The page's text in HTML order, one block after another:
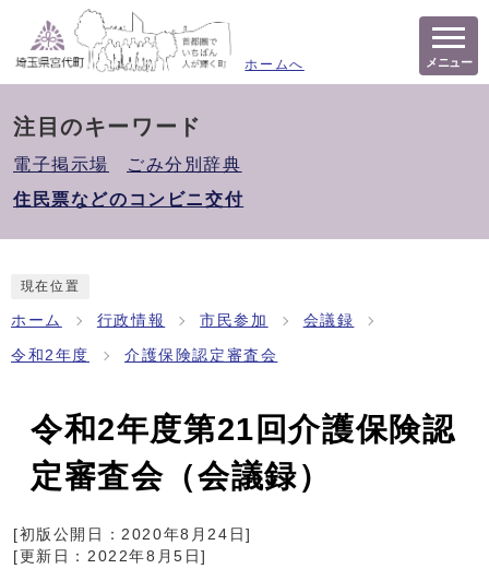
ホームへ メニュー
注目のキーワード
電子掲示場
ごみ分別辞典
住民票などのコンビニ交付
現在位置
ホーム 行政情報 市民参加 会議録
令和2年度 介護保険認定審査会
令和2年度第21回介護保険認
定審査会（会議録）
[初版公開日：2020年8月24日]
[更新日： 2022年8月5日]